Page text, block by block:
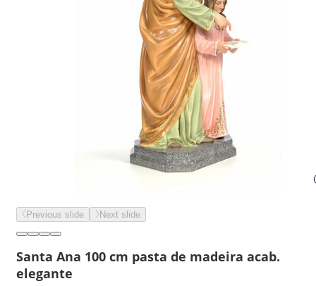
Previous slide Next slide
Santa Ana 100 cm pasta de madeira acab.
elegante